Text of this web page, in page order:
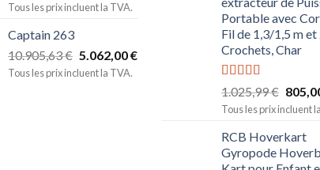
Tous les prix incluent la TVA.
Captain 263
10.905,63€ 5.062,00€
Tous les prix incluent la TVA.
Portable avec
Fil de 1,3/1,5 m et
Crochets, Char
Note5.00
1.025,99€
Tous les prix incluent
RCB Hoverkart
Gyropode